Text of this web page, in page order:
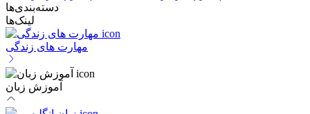
دسته‌بندی‌ها
لینک‌ها
مهارت های زندگی
آموزش زبان